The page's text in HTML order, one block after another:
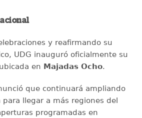
y reafirmando su
UDG inauguró oficialmente su
en Majadas Ocho.
que continuará ampliando
llegar a más regiones del
programadas en